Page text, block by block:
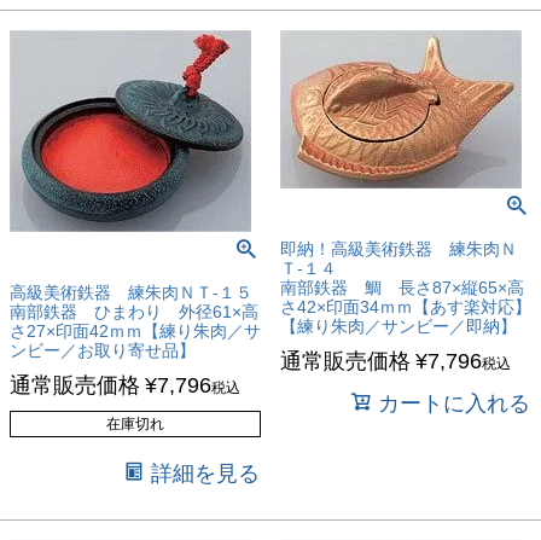
高級美術鉄器 練朱肉ＮＴ-１５
南部鉄器 ひまわり 外径61×高
さ27×印面42ｍｍ【練り朱肉／サ
ンビー／お取り寄せ品】
通常販売価格 ¥7,796税込
在庫切れ
詳細を見る
即納！高級美術鉄器 練朱肉Ｎ
Ｔ-１４
南部鉄器 鯛 長さ87×縦65×高
さ42×印面34ｍｍ【あす楽対応】
【練り朱肉／サンビー／即納】
通常販売価格 ¥7,796税込
カートに入れる